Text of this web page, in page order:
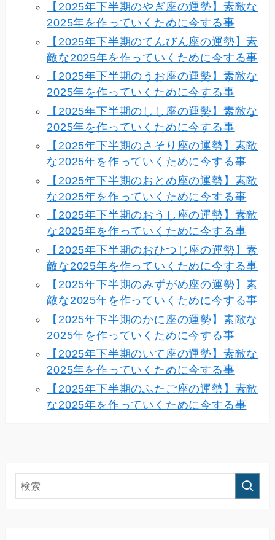
【2025年下半期のやぎ座の運勢】素敵な
2025年を作っていくために今する事
【2025年下半期のてんびん座の運勢】素
敵な2025年を作っていくために今する事
【2025年下半期のうお座の運勢】素敵な
2025年を作っていくために今する事
【2025年下半期のしし座の運勢】素敵な
2025年を作っていくために今する事
【2025年下半期のさそり座の運勢】素敵
な2025年を作っていくために今する事
【2025年下半期のおとめ座の運勢】素敵
な2025年を作っていくために今する事
【2025年下半期のおうし座の運勢】素敵
な2025年を作っていくために今する事
【2025年下半期のおひつじ座の運勢】素
敵な2025年を作っていくために今する事
【2025年下半期のみずがめ座の運勢】素
敵な2025年を作っていくために今する事
【2025年下半期のかに座の運勢】素敵な
2025年を作っていくために今する事
【2025年下半期のいて座の運勢】素敵な
2025年を作っていくために今する事
【2025年下半期のふたご座の運勢】素敵
な2025年を作っていくために今する事